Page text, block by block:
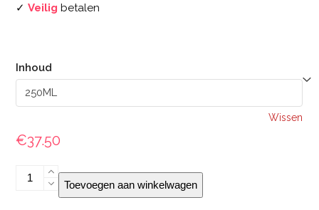
✓Veilig betalen
Inhoud
Wissen
€37.50
KEVIN.MURPHY
PLUMPING.WASHToevoegen aan winkelwagen